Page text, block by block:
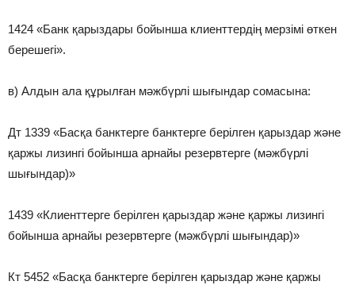
1424 «Банк қарыздары бойынша клиенттердің мерзімі өткен
берешегі».
в) Алдын ала құрылған мәжбүрлі шығындар сомасына:
Дт 1339 «Басқа банктерге банктерге берілген қарыздар және
қаржы лизингі бойынша арнайы резервтерге (мәжбүрлі
шығындар)»
1439 «Клиенттерге берілген қарыздар және қаржы лизингі
бойынша арнайы резервтерге (мәжбүрлі шығындар)»
Кт 5452 «Басқа банктерге берілген қарыздар және қаржы